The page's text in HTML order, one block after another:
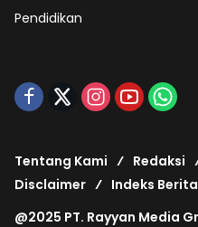
Pendidikan
Tentang Kami Redaksi
Disclaimer
Indeks Berita
@2025 PT. Rayyan Media